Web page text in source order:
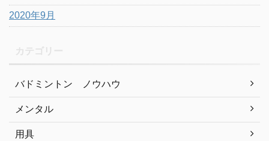
2020年9月
バドミントン ノウハウ
メンタル
用具